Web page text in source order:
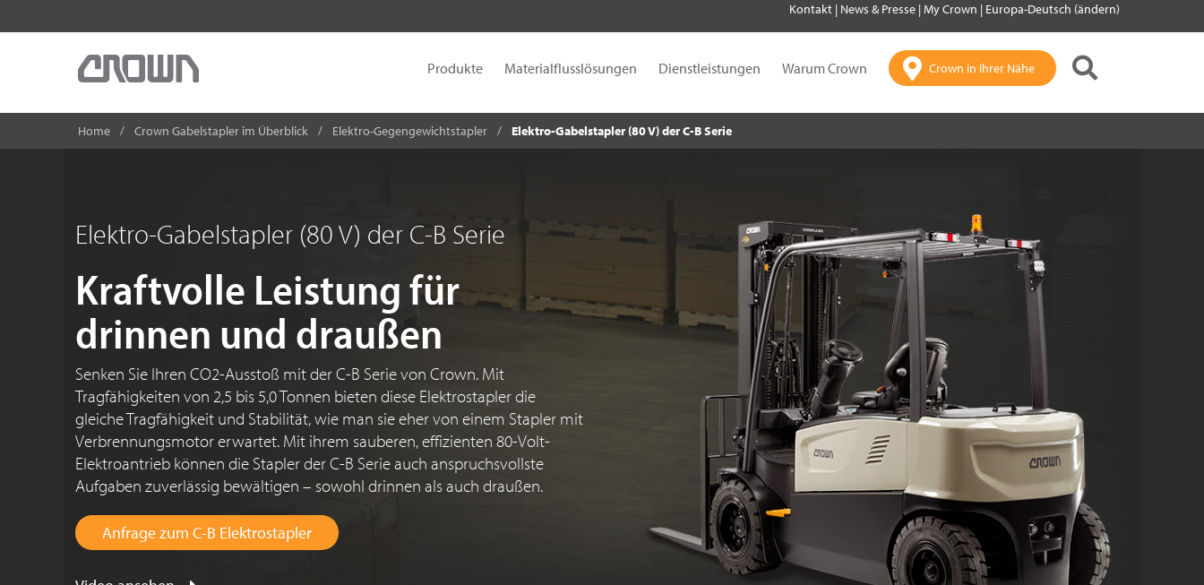
Kontakt | News & Presse |My Crown | Europa-Deutsch (ändern)
Produkte Materialflusslösungen Dienstleistungen Warum Crown Crown in Ihrer Nähe
Home Crown Gabelstapler im Überblick Elektro-Gegengewichtstapler Elektro-Gabelstapler (80 V) der C-B Serie
Elektro-Gabelstapler (80 V) der C-B Serie
Kraftvolle Leistung für
drinnen und draußen
Senken Sie Ihren CO2-Ausstoß mit der C-B Serie von Crown. Mit
Tragfähigkeiten von 2,5 bis 5,0 Tonnen bieten diese Elektrostapler die
gleiche Tragfähigkeit und Stabilität, wie man sie eher von einem Stapler mit
Verbrennungsmotor erwartet. Mit ihrem sauberen, effizienten 80-Volt-
Elektroantrieb können die Stapler der C-B Serie auch anspruchsvollste
Aufgaben zuverlässig bewältigen – sowohl drinnen als auch draußen.
Anfrage zum C-B Elektrostapler